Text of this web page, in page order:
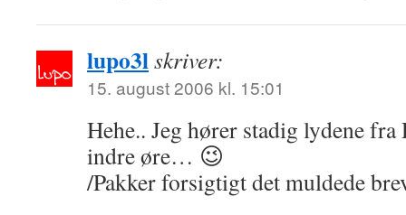
lupo3lskriver:
15. august 2006 kl. 15:01
Hehe.. Jeg hører stadig lydene
indre øre… 😉
/Pakker forsigtigt det muldede